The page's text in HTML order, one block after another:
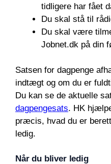
tidligere har fået
Du skal stå til
Du skal være
Jobnet.dk på din
Satsen for dagpenge
indtægt og om du er
Du kan se de aktuelle
dagpengesats. HK
præcis, hvad du er
ledig.
Når du bliver ledig